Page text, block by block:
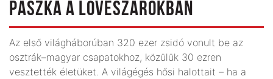
PÁSZKA A LÖVÉSZÁROKBAN
Az első világháborúban 320 ezer zsidó vonult be az
osztrák–magyar csapatokhoz, közülük 30 ezren
vesztették életüket. A világégés hősi halottait – ha a